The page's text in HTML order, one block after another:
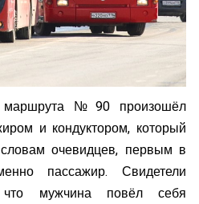
№ 90 произошёл
и кондуктором, который
очевидцев, первым в
пассажир. Свидетели
что мужчина повёл себя